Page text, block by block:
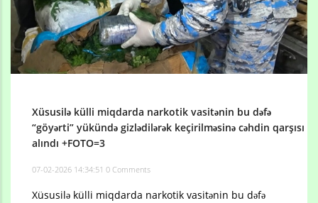
Xüsusilə külli miqdarda narkotik vasitənin bu dəfə
“göyərti” yükündə gizlədilərək keçirilməsinə cəhdin qarşısı
alındı +FOTO=3
07-02-2026 14:34:51 0 Comments
Xüsusilə külli miqdarda narkotik vasitənin bu dəfə